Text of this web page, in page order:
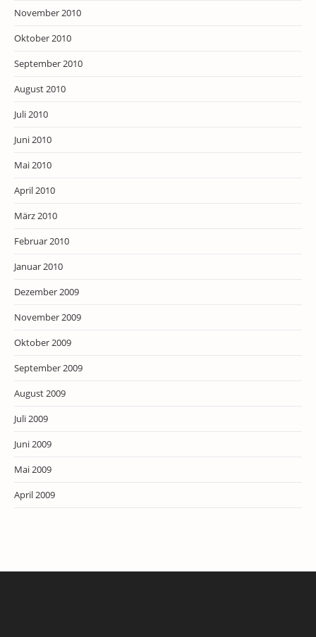
November 2010
Oktober 2010
September 2010
August 2010
Juli 2010
Juni 2010
Mai 2010
April 2010
März 2010
Februar 2010
Januar 2010
Dezember 2009
November 2009
Oktober 2009
September 2009
August 2009
Juli 2009
Juni 2009
Mai 2009
April 2009